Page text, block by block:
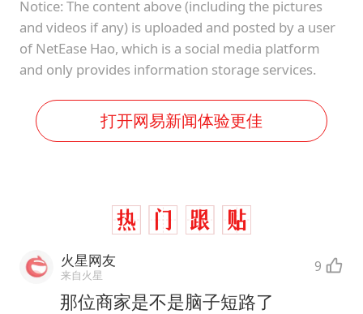
Notice: The content above (including the pictures
and videos if any) is uploaded and posted by a user
of NetEase Hao, which is a social media platform
and only provides information storage services.
打开网易新闻体验更佳
火星网友
来自火星 9
那位商家是不是脑子短路了